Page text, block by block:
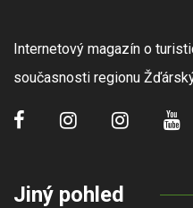
Internetový magazín o
současnosti regionu
Jiný pohled